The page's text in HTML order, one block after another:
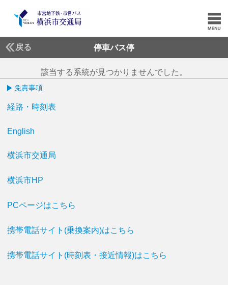
戻る 停車バス停
該当する系統が見つかりませんでした。
免責事項
経路・時刻表
English
横浜市交通局
横浜市HP
PCページはこちら
携帯電話サイト(乗換案内)はこちら
携帯電話サイト(時刻表・接近情報)はこちら